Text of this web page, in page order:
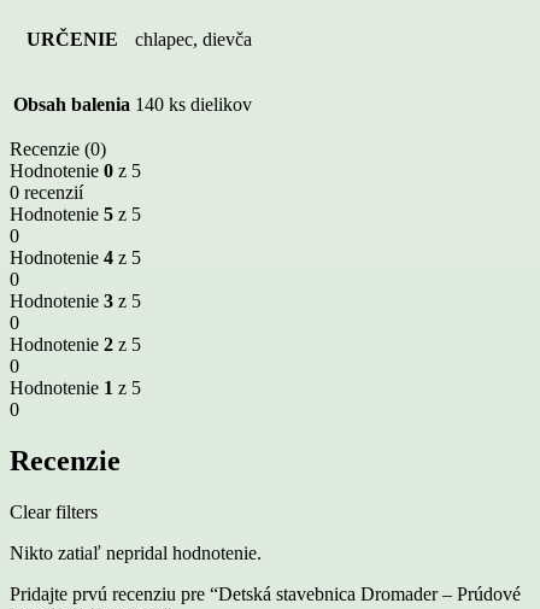
URČENIE chlapec, dievča
Obsah balenia 140 ks dielikov
Recenzie (0)
Hodnotenie 0 z 5
0 recenzií
Hodnotenie 5 z 5
0
Hodnotenie 4 z 5
0
Hodnotenie 3 z 5
0
Hodnotenie 2 z 5
0
Hodnotenie 1 z 5
0
Recenzie
Clear filters
Nikto zatiaľ nepridal hodnotenie.
Pridajte prvú recenziu pre “Detská stavebnica Dromader – Prúdové